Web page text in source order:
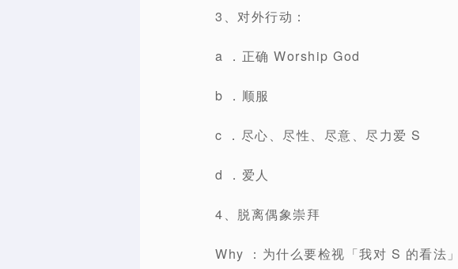
3、对外行动：
a ．正确 Worship God
b ．顺服
c ．尽心、尽性、尽意、尽力爱 S
d ．爱人
4、脱离偶象崇拜
Why ：为什么要检视「我对 S 的看法